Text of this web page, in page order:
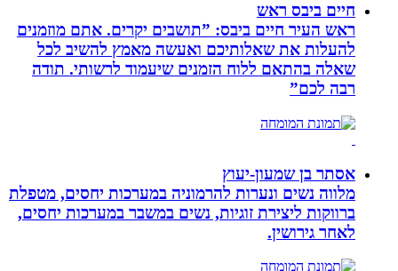
חיים ביבס ראש
ראש העיר חיים ביבס: ”תושבים יקרים. אתם מוזמנים
להעלות את שאלותיכם ואעשה מאמץ להשיב לכל
שאלה בהתאם ללוח הזמנים שיעמוד לרשותי. תודה
רבה לכם”
אסתר בן שמעון-יעוץ
מלווה נשים ונערות להרמוניה במערכות יחסים, מטפלת
ברווקות ליצירת זוגיות, נשים במשבר במערכות יחסים,
לאחר גירושין.